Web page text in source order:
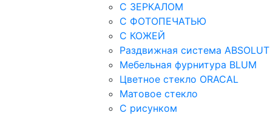
С ЗЕРКАЛОМ
С ФОТОПЕЧАТЬЮ
С КОЖЕЙ
Раздвижная система ABSOLUT
Мебельная фурнитура BLUM
Цветное стекло ORACAL
Матовое стекло
C рисунком